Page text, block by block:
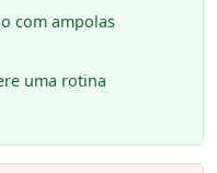
com ampolas
uma rotina